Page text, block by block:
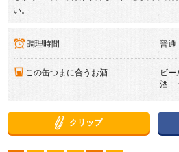
い。
調理時間 普通
この缶つまに合うお酒
ビ
酒
クリップ